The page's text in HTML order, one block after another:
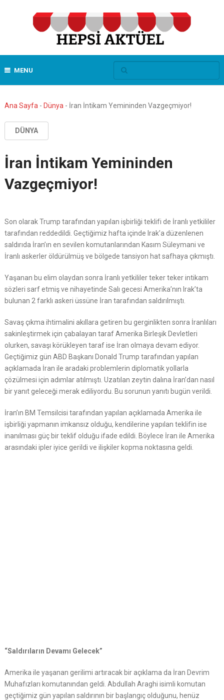
MENU
Ana Sayfa - Dünya - İran İntikam Yemininden Vazgeçmiyor!
DÜNYA
İran İntikam Yemininden
Vazgeçmiyor!
Son olarak Trump tarafından yapılan işbirliği teklifi de İranlı yetkililer
tarafından reddedildi. Geçtiğimiz hafta içinde Irak’a düzenlenen
saldırıda İran’ın en sevilen komutanlarından Kasım Süleymani ve
İranlı askerler öldürülmüş ve bölgede tansiyon hat safhaya çıkmıştı.
Yaşanan bu elim olaydan sonra İranlı yetkililer teker teker intikam
sözleri sarf etmiş ve nihayetinde Salı gecesi Amerika’nın Irak’ta
bulunan 2 farklı askeri üssüne İran tarafından saldırılmıştı.
Savaş çıkma ihtimalini akıllara getiren bu gerginlikten sonra İranlıları
sakinleştirmek için çabalayan taraf Amerika Birleşik Devletleri
olurken, savaşı körükleyen taraf ise İran olmaya devam ediyor.
Geçtiğimiz gün ABD Başkanı Donald Trump tarafından yapılan
açıklamada İran ile aradaki problemlerin diplomatik yollarla
çözülmesi için adımlar atılmıştı. Uzatılan zeytin dalına İran’dan nasıl
bir yanıt geleceği merak ediliyordu. Bu sorunun yanıtı bugün verildi.
İran’ın BM Temsilcisi tarafından yapılan açıklamada Amerika ile
işbirliği yapmanın imkansız olduğu, kendilerine yapılan teklifin ise
inanılması güç bir teklif olduğu ifade edildi. Böylece İran ile Amerika
arasındaki ipler iyice gerildi ve ilişkiler kopma noktasına geldi.
“Saldırıların Devamı Gelecek”
Amerika ile yaşanan gerilimi artıracak bir açıklama da İran Devrim
Muhafızları komutanından geldi. Abdullah Araghi isimli komutan
geçtiğimiz gün yapılan saldırının bir başlangıç olduğunu, henüz